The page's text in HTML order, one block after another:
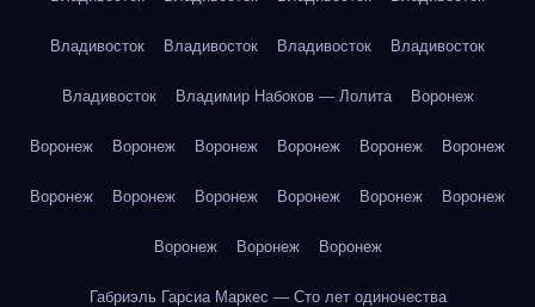
Владивосток Владивосток Владивосток Владивосток
Владивосток Владимир Набоков — Лолита Воронеж
Воронеж Воронеж Воронеж Воронеж Воронеж Воронеж
Воронеж Воронеж Воронеж Воронеж Воронеж Воронеж
Воронеж Воронеж Воронеж
Габриэль Гарсиа Маркес — Сто лет одиночества